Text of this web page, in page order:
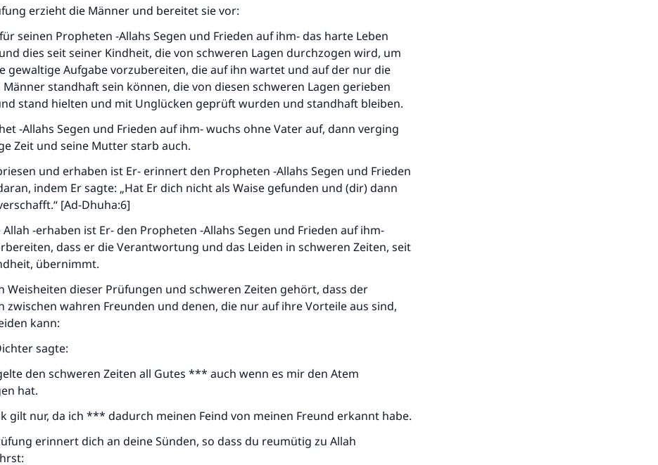
erzieht die Männer und bereitet sie vor:
seinen Propheten -Allahs Segen und Frieden auf ihm- das harte Leben
dies seit seiner Kindheit, die von schweren Lagen durchzogen wird, um
gewaltige Aufgabe vorzubereiten, die auf ihn wartet und auf der nur die
standhaft sein können, die von diesen schweren Lagen gerieben
stand hielten und mit Unglücken geprüft wurden und standhaft bleiben.
-Allahs Segen und Frieden auf ihm- wuchs ohne Vater auf, dann verging
Zeit und seine Mutter starb auch.
und erhaben ist Er- erinnert den Propheten -Allahs Segen und Frieden
indem Er sagte: „Hat Er dich nicht als Waise gefunden und (dir) dann
[Ad-Dhuha:6]
-erhaben ist Er- den Propheten -Allahs Segen und Frieden auf ihm-
dass er die Verantwortung und das Leiden in schweren Zeiten, seit
übernimmt.
Weisheiten dieser Prüfungen und schweren Zeiten gehört, dass der
zwischen wahren Freunden und denen, die nur auf ihre Vorteile aus sind,
kann:
sagte:
den schweren Zeiten all Gutes *** auch wenn es mir den Atem
hat.
gilt nur, da ich *** dadurch meinen Feind von meinen Freund erkannt habe.
erinnert dich an deine Sünden, so dass du reumütig zu Allah